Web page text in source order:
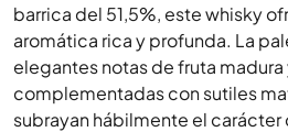
barrica del 51,5%, este whisky
aromática rica y profunda. La
elegantes notas de fruta
complementadas con sutiles
subrayan hábilmente el carácter